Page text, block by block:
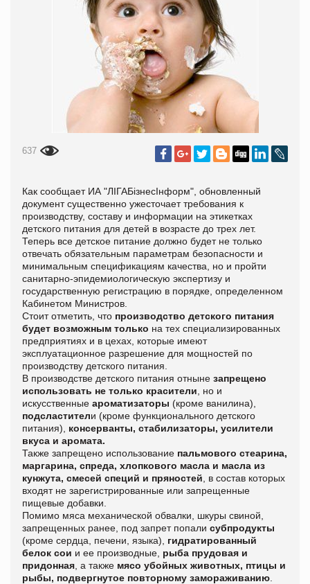
637
Как сообщает ИА "ЛIГАБiзнесIнформ", обновленный
документ существенно ужесточает требования к
производству, составу и информации на этикетках
детского питания для детей в возрасте до трех лет.
Теперь все детское питание должно будет не только
отвечать обязательным параметрам безопасности и
минимальным спецификациям качества, но и пройти
санитарно-эпидемиологическую экспертизу и
государственную регистрацию в порядке, определенном
Кабинетом Министров.
Стоит отметить, что производство детского питания
будет возможным только на тех специализированных
предприятиях и в цехах, которые имеют
эксплуатационное разрешение для мощностей по
производству детского питания.
В производстве детского питания отныне запрещено
использовать не только красители , но и
искусственные ароматизаторы (кроме ванилина),
подсластители (кроме функционального детского
питания), консерванты, стабилизаторы, усилители
вкуса и аромата.
Также запрещено использование пальмового стеарина,
маргарина, спреда, хлопкового масла и масла из
кунжута, смесей специй и пряностей , в состав которых
входят не зарегистрированные или запрещенные
пищевые добавки.
Помимо мяса механической обвалки, шкуры свиной,
запрещенных ранее, под запрет попали субпродукты
(кроме сердца, печени, языка), гидратированный
белок сои и ее производные, рыба прудовая и
придонная , а также мясо убойных животных, птицы и
рыбы, подвергнутое повторному замораживанию